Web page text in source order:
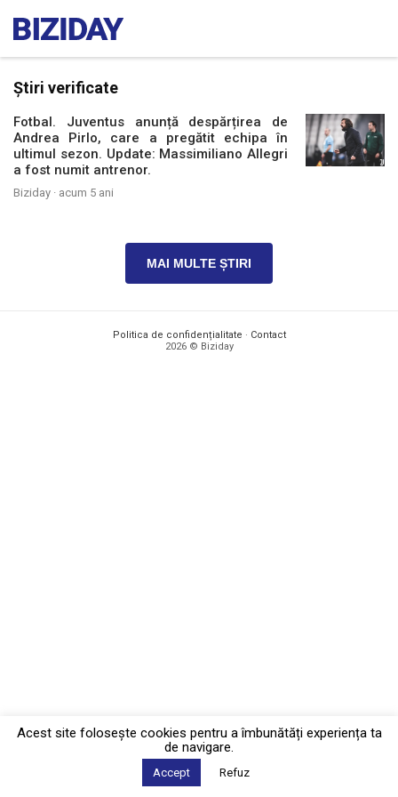
Știri verificate
Fotbal. Juventus anunță despărțirea de
Andrea Pirlo, care a pregătit echipa în
ultimul sezon. Update: Massimiliano Allegri
a fost numit antrenor.
Biziday · acum 5 ani
MAI MULTE ȘTIRI
Politica de confidențialitate · Contact
2026 © Biziday
Acest site foloseşte cookies pentru a îmbunătăți experiența ta
de navigare.
Accept Refuz